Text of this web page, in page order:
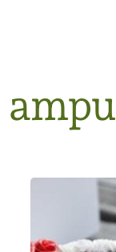
ry